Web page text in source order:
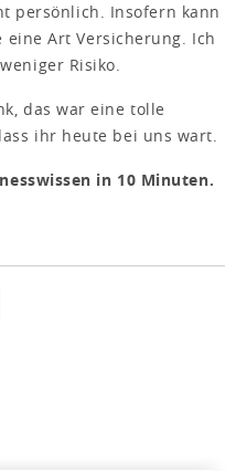
persönlich. Insofern kann
eine Art Versicherung. Ich
Risiko.
das war eine tolle
ihr heute bei uns wart.
in 10 Minuten.